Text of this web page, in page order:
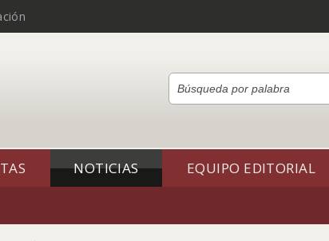
NOTICIAS EQUIPO EDITORIAL